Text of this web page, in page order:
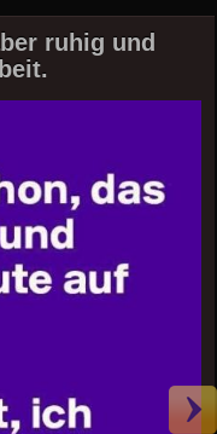
ruhig und